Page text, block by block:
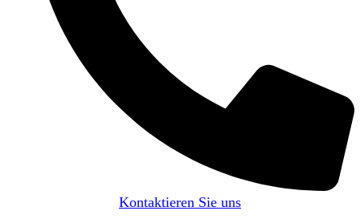
Kontaktieren Sie uns